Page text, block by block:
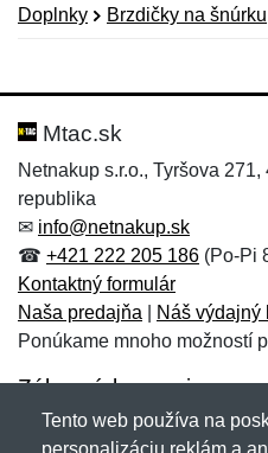
Doplnky Brzdičky na šnúrku
Hodnotenie:
Meno:*
E-mail:
Meno:
E-mail:*
Správa*
Mtac.sk
Netnakup s.r.o., Tyršova
republika
✉ info@netnakup.sk
☎ +421 222 205 186 (Po-Pi
Kontaktný formulár
Naša predajňa
Náš výdajný
Ponúkame mnoho možností
Zákaznícky servis
Novinky emailom
Tento web používa na
personalizáciu reklám a